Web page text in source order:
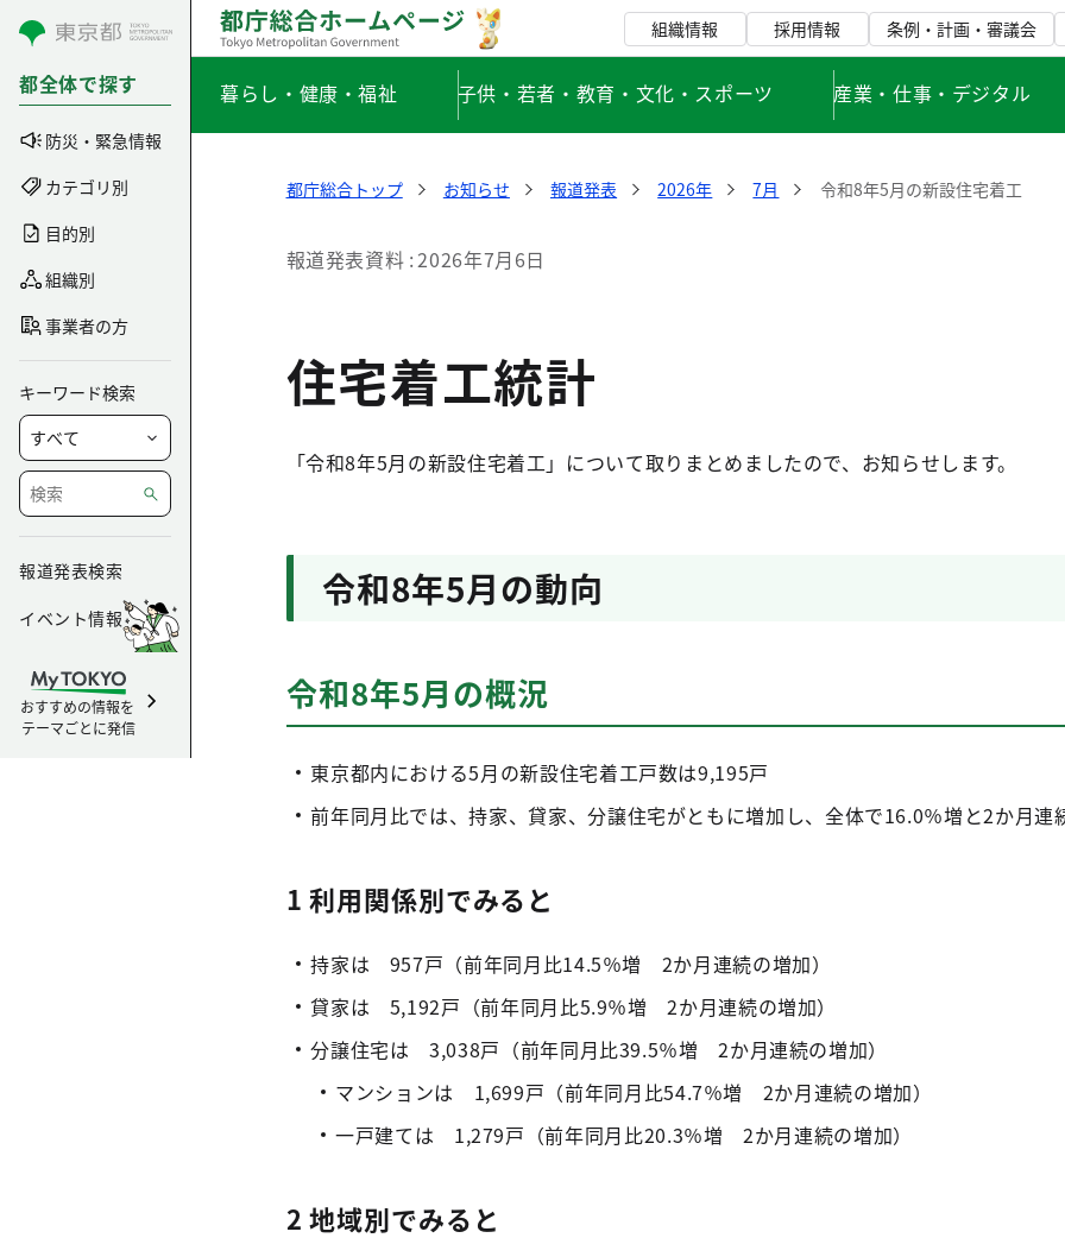
コンテンツにスキップ
都全体で探す
防災・緊急情報
カテゴリ別
目的別
組織別
事業者の方
キーワード検索
報道発表検索
イベント情報
おすすめの情報を
テーマごとに発信
組織情報 採用情報 条例・計画・審議会
暮らし・健康・福祉 子供・若者・教育・文化・スポーツ 産業・仕事・デジタル
都庁総合トップ お知らせ 報道発表 2026年 7月 令和8年5月の新設住宅着工
報道発表資料 2026年7月6日
住宅着工統計
「令和8年5月の新設住宅着工」について取りまとめましたので、お知らせします。
令和8年5月の動向
令和8年5月の概況
東京都内における5月の新設住宅着工戸数は9,195戸
前年同月比では、持家、貸家、分譲住宅がともに増加し、全体で16.0％増と2か月連
1 利用関係別でみると
持家は 957戸（前年同月比14.5％増 2か月連続の増加）
貸家は 5,192戸（前年同月比5.9％増 2か月連続の増加）
分譲住宅は 3,038戸（前年同月比39.5％増 2か月連続の増加）
マンションは 1,699戸（前年同月比54.7％増 2か月連続の増加）
一戸建ては 1,279戸（前年同月比20.3％増 2か月連続の増加）
2 地域別でみると